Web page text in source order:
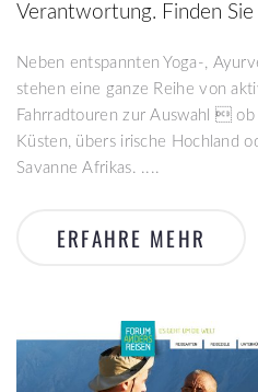
Verantwortung. Finden Sie
Neben entspannten Yoga-,
stehen eine ganze Reihe von
Fahrradtouren zur Auswahl 
Küsten, übers irische Hochland
Savanne Afrikas. ....
ERFAHRE MEHR